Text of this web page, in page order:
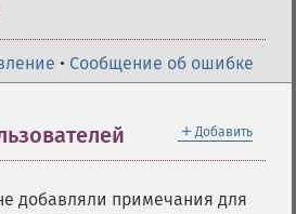
• Сообщение об ошибке
＋ Добавить
добавляли примечания для